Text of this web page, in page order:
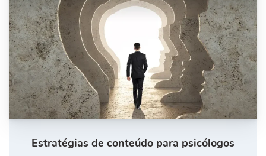
Estratégias de conteúdo para psicólogos